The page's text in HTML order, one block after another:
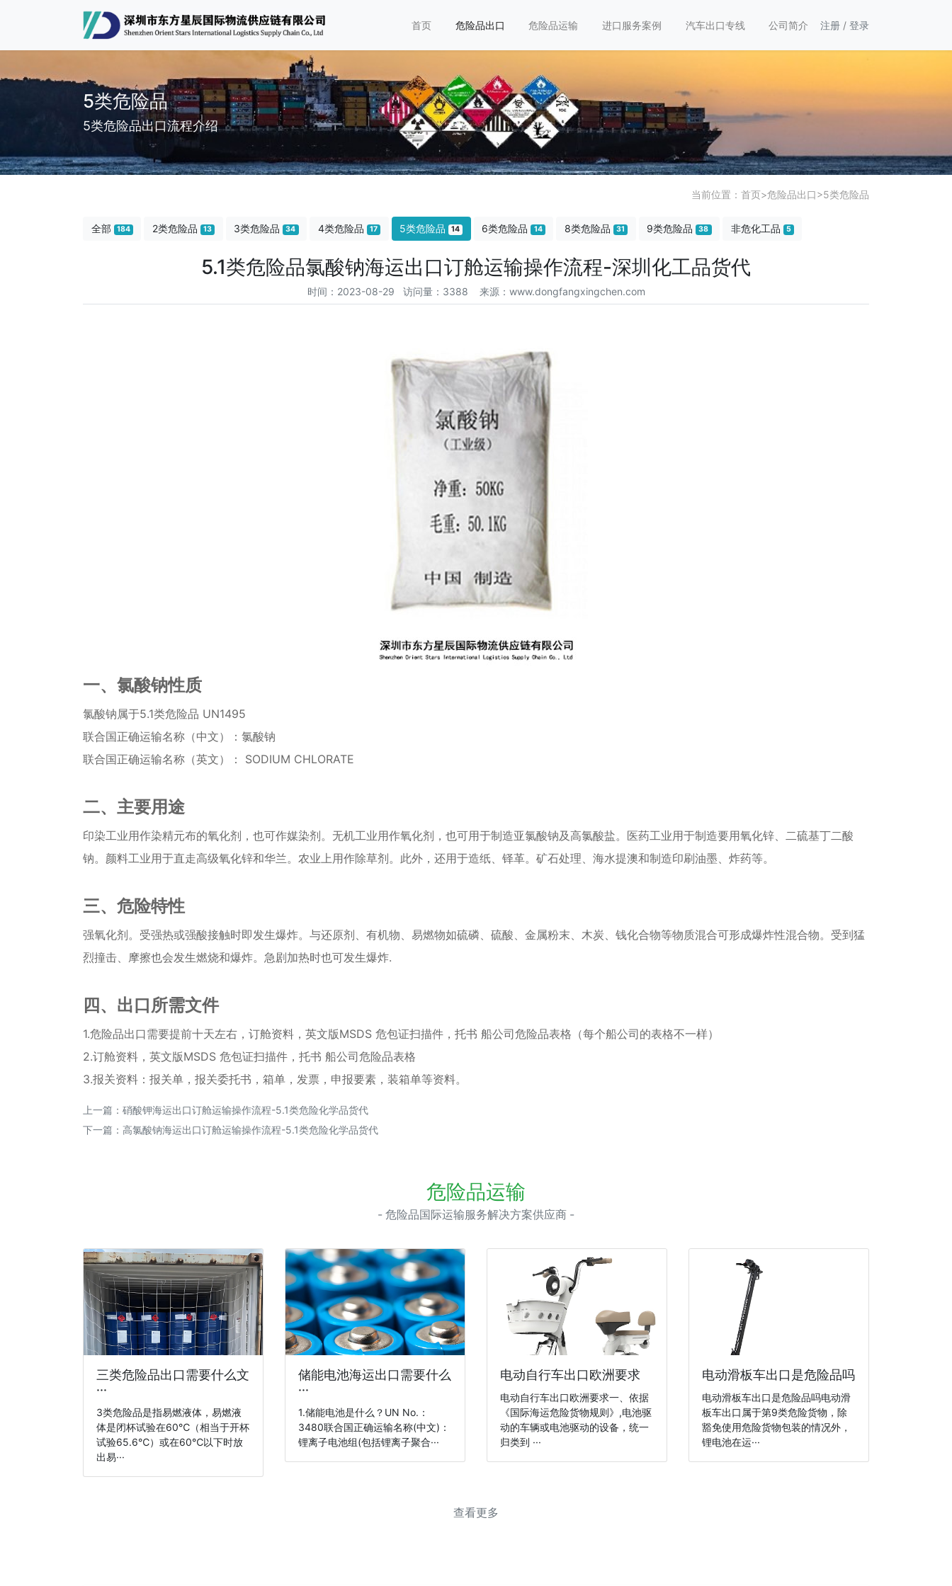
首页 危险品出口 危险品运输 进口服务案例 汽车出口专线 公司简介 注册 / 登录
5类危险品
5类危险品出口流程介绍
当前位置： 首页>危险品出口>5类危险品
全部 184 2类危险品 13 3类危险品 34 4类危险品 17 5类危险品 14 6类危险品 14 8类危险品 31 9类危险品 38 非危化工品 5
5.1类危险品氯酸钠海运出口订舱运输操作流程-深圳化工品货代
时间：2023-08-29 访问量：3388 来源：www.dongfangxingchen.com
一、氯酸钠性质
氯酸钠属于5.1类危险品 UN1495
联合国正确运输名称（中文）：氯酸钠
联合国正确运输名称（英文）： SODIUM CHLORATE
二、主要用途
印染工业用作染精元布的氧化剂，也可作媒染剂。无机工业用作氧化剂，也可用于制造亚氯酸钠及高氯酸盐。医药工业用于制造要用氧化锌、二硫基丁二酸
钠。颜料工业用于直走高级氧化锌和华兰。农业上用作除草剂。此外，还用于造纸、铎革。矿石处理、海水提澳和制造印刷油墨、炸药等。
三、危险特性
强氧化剂。受强热或强酸接触时即发生爆炸。与还原剂、有机物、易燃物如硫磷、硫酸、金属粉末、木炭、钱化合物等物质混合可形成爆炸性混合物。受到猛
烈撞击、摩擦也会发生燃烧和爆炸。急剧加热时也可发生爆炸.
四、出口所需文件
1.危险品出口需要提前十天左右，订舱资料，英文版MSDS 危包证扫描件，托书 船公司危险品表格（每个船公司的表格不一样）
2.订舱资料，英文版MSDS 危包证扫描件，托书 船公司危险品表格
3.报关资料：报关单，报关委托书，箱单，发票，申报要素，装箱单等资料。
上一篇： 硝酸钾海运出口订舱运输操作流程-5.1类危险化学品货代
下一篇： 高氯酸钠海运出口订舱运输操作流程-5.1类危险化学品货代
危险品运输
- 危险品国际运输服务解决方案供应商 -
三类危险品出口需要什么文
···
3类危险品是指易燃液体，易燃液
体是闭杯试验在60℃（相当于开杯
试验65.6℃）或在60℃以下时放
出易···
储能电池海运出口需要什么
···
1.储能电池是什么？UN No.：
3480联合国正确运输名称(中文)：
锂离子电池组(包括锂离子聚合···
电动自行车出口欧洲要求
电动自行车出口欧洲要求一、依据
《国际海运危险货物规则》,电池驱
动的车辆或电池驱动的设备，统一
归类到 ···
电动滑板车出口是危险品吗
电动滑板车出口是危险品吗电动滑
板车出口属于第9类危险货物，除
豁免使用危险货物包装的情况外，
锂电池在运···
查看更多